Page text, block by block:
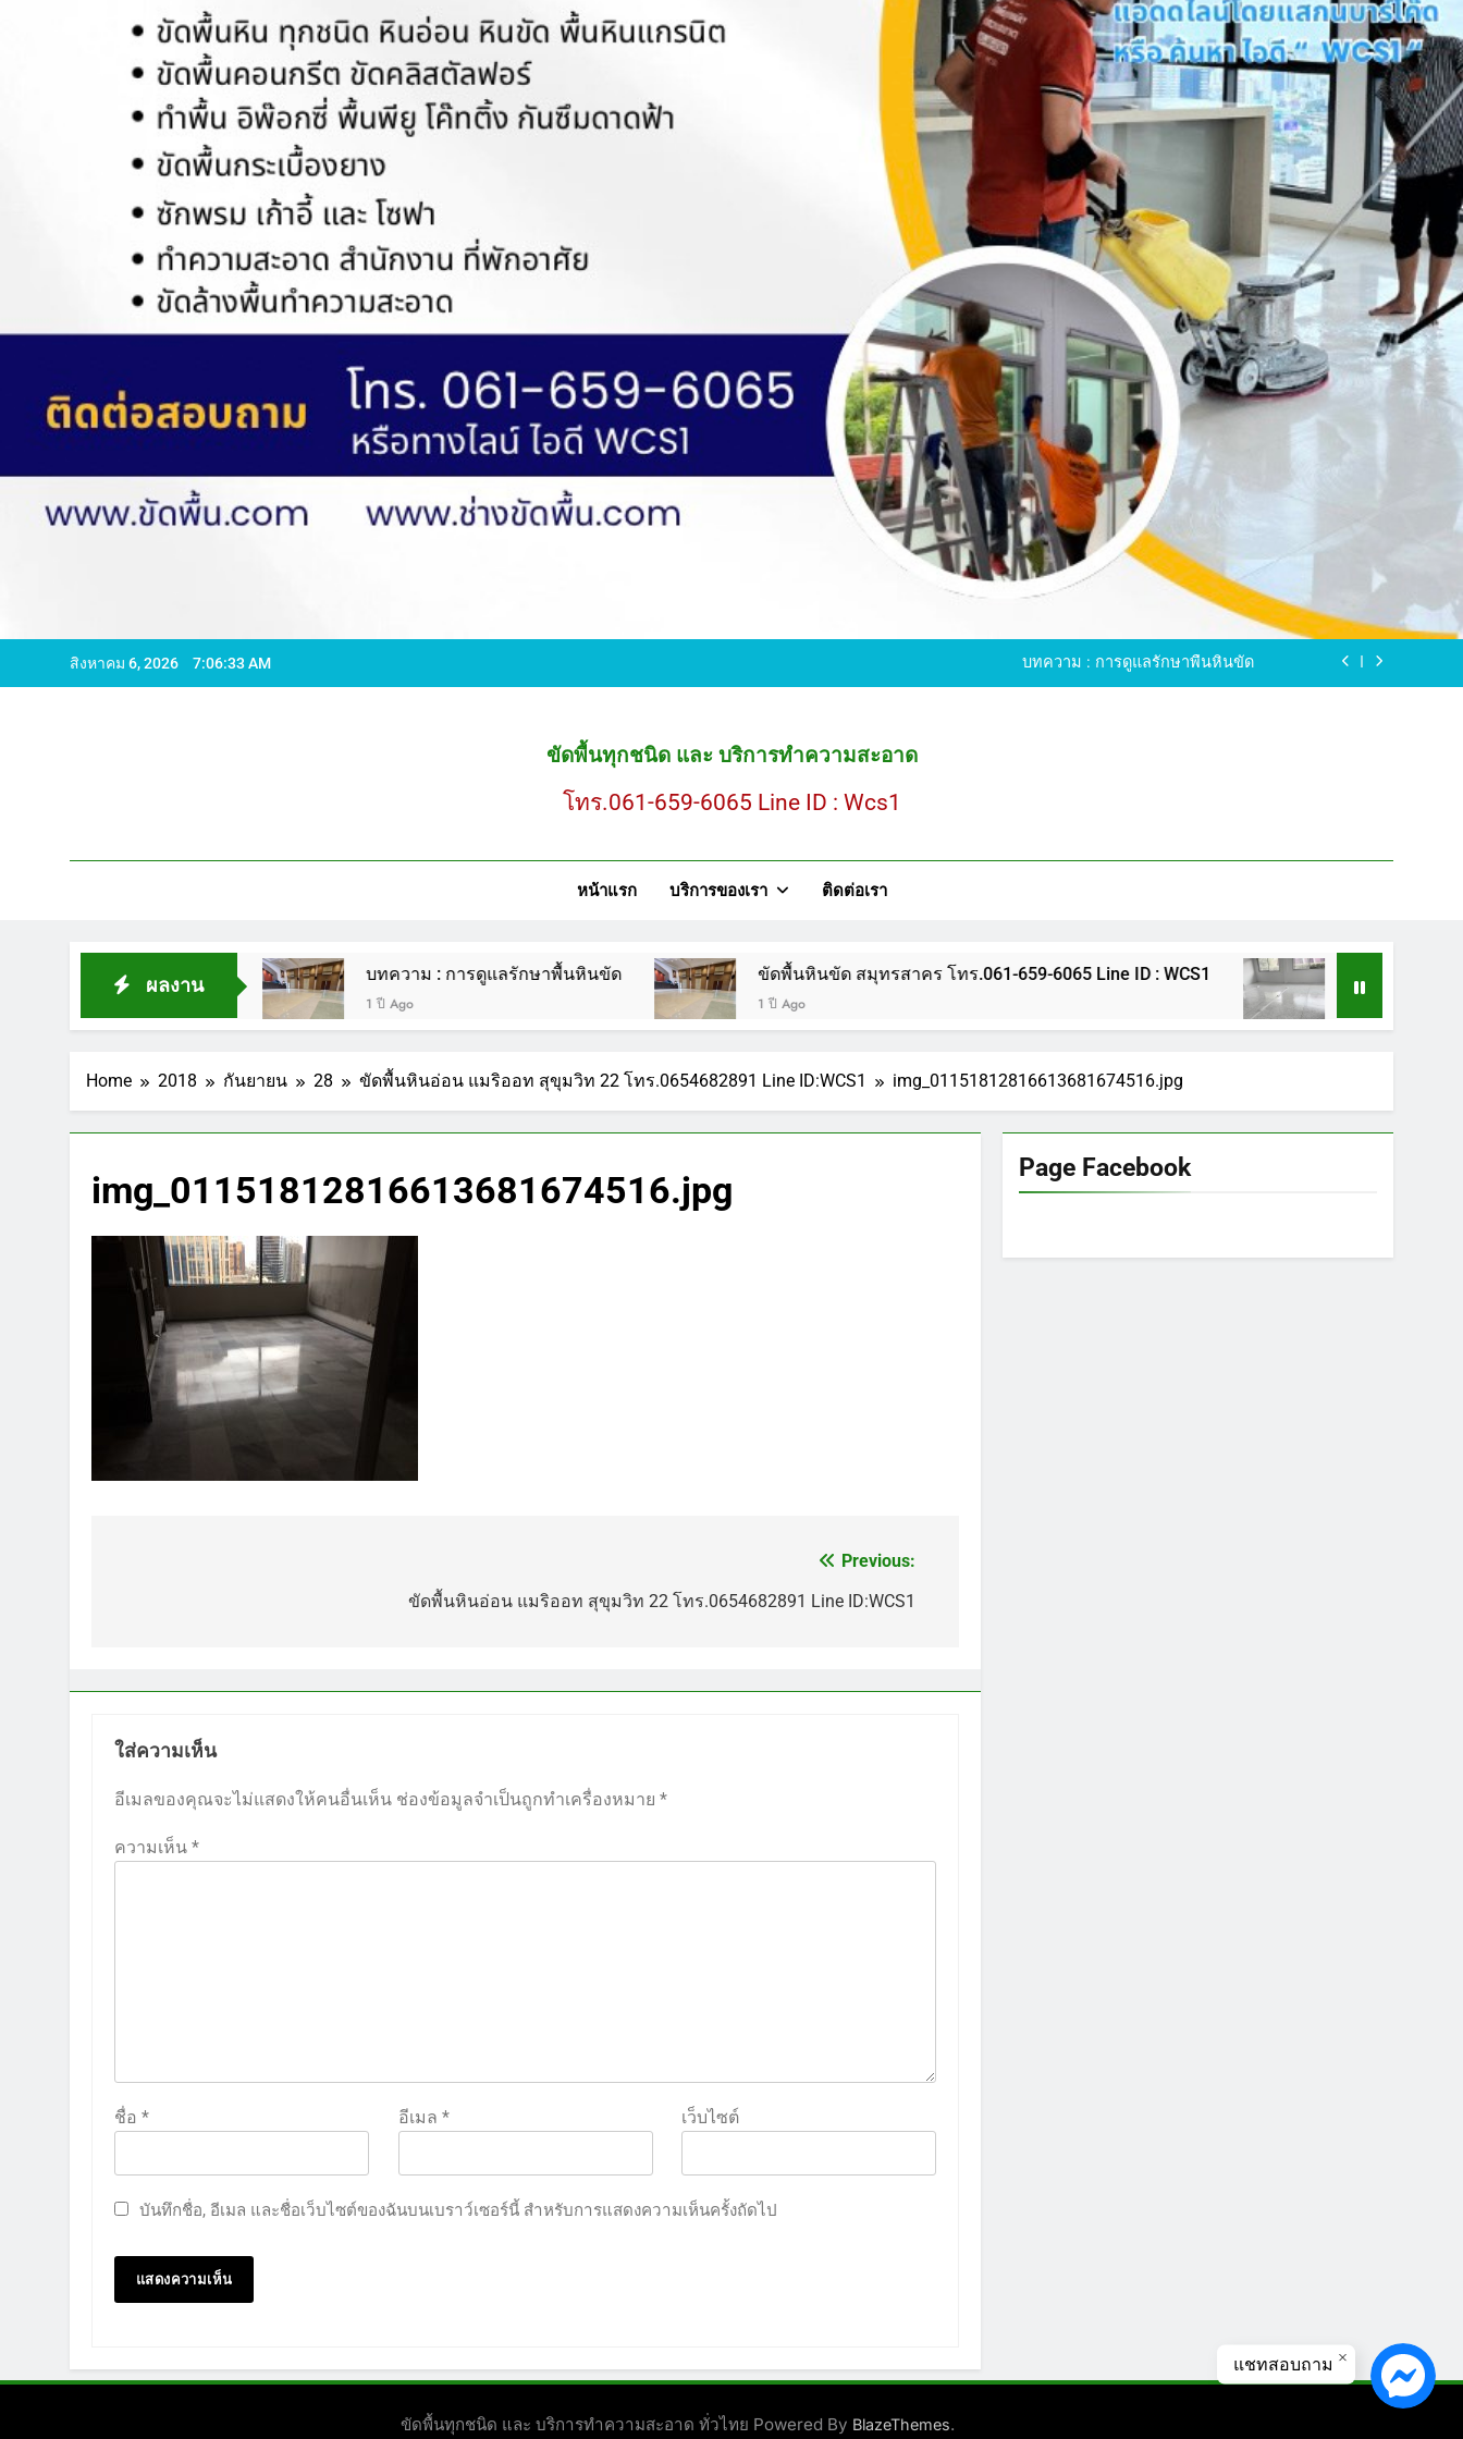
สิงหาคม 6, 2026 7:06:34 AM
ขัดพื้นหินขัด อบต.แหลมบัวนครปฐม
ขัดพื้นหินอ่อน โทร.0616596065 ไลน์ WCS1
บทความ : การดูแลรักษาพื้นหินขัด
ขัดพื้นหินขัด สมุทรสาคร โทร.061-659-6065 Line ID : WCS1
ขัดพื้นทุกชนิด และ บริการทำความสะอาด
โทร.061-659-6065 Line ID : Wcs1
หน้าแรก บริการของเรา ติดต่อเรา
ผลงาน
ไลน์ WCS1 บทความ : การดูแลรักษาพื้นหินขัด
1 ปี Ago
ขัดพื้นหินขัด สมุทรสาคร โทร.061-659-6065 Line ID : WCS1
1 ปี Ago
ขัดพื้นหินขัด อบต.แหลมบัวน
1 ปี Ago
Home 2018 กันยายน 28 ขัดพื้นหินอ่อน แมริออท สุขุมวิท 22 โทร.0654682891 Line ID:WCS1 img_01151812816613681674516.jpg
img_01151812816613681674516.jpg
Previous:
ขัดพื้นหินอ่อน แมริออท สุขุมวิท 22 โทร.0654682891 Line ID:WCS1
ใส่ความเห็น
อีเมลของคุณจะไม่แสดงให้คนอื่นเห็น ช่องข้อมูลจำเป็นถูกทำเครื่องหมาย *
ความเห็น *
ชื่อ * อีเมล * เว็บไซต์
บันทึกชื่อ, อีเมล และชื่อเว็บไซต์ของฉันบนเบราว์เซอร์นี้ สำหรับการแสดงความเห็นครั้งถัดไป
Page Facebook
ขัดพื้นทุกชนิด และ บริการทำความสะอาด ทั่วไทย Powered By BlazeThemes.
แชทสอบถาม